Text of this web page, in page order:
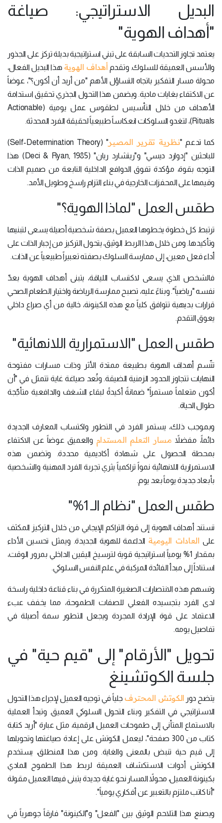
البديل الاستراتيجي: صياغة
"أهداف الهوية"
يعتمد تجاوز التحديات السابقة على تبني استراتيجية بديلة تركز على الجذور
والأسس العميقة للسلوك. وتقدم أهداف الهوية هذا البديل الفعال،
محولة مسار التفكير باتجاه التساؤل الأهم "من أريد أن أكون؟"، عوضاً
عن الاكتفاء بغايات مادية. ويضمن هذا التحول الجذري تحقيق استدامة
الأهداف من خلال التأسيس لطقوس عمل يومية (Actionable
Rituals)، لتغدو السلوكات انعكاساً طبيعياً لحقيقة الفرد المحدثة.
كما تدعم "نظرية تقرير المصير
" (Self-Determination Theory)
للباحثين "إدوارد ديسي" و"ريتشارد ريان" (Deci & Ryan, 1985) هذا
التوجه بقوة، مؤكدة تفوق الدوافع الداخلية النابعة من صميم الذات
وقيمها على المحفزات الخارجية في بناء التزام راسخ وطويل الأمد.
طقس العمل "لماذا الهوية؟"
ترتبط كل خطوة يخطوها العميل بصفة شخصية أصيلة يسعى لتبنيها
وتأكيدها. ومن خلال هذا الربط الوثيق، يتحول التركيز من إجبار الذات على
أداء فعل معين، إلى ممارسة السلوك بصفته تعبيراً طبيعياً عن الذات.
فالشخص الذي يسعى لاكتساب اللياقة، يتبنى أهداف الهوية بعدّ
نفسه "رياضياً". وبناءً عليه، تصبح ممارسة الرياضة واختيار الطعام الصحي
قرارات بديهية تتوافق كلياً مع هذه الكينونة، خالية من أي صراع داخلي
يعوق التقدم.
طقس العمل "الاستمرارية اللانهائية"
تتّسم أهداف الهوية بطبيعة ممتدة الأثر وذات مسارات مفتوحة
النهايات تتجاوز الحدود الزمنية الضيقة. وتُعد صياغة غاية تتمثل في "أن
أكون متعلماً مستمراً" ضمانةً أكيدةً لبقاء الشغف والدافعية متأجّجة
طوال الحياة.
وبموجب ذلك، يستمر الفرد في التطور واكتساب المعارف الجديدة
دائماً، مفضلاً مسار التعلم المستدام والعميق عوضاً عن الاكتفاء
بمحطة الحصول على شهادة أكاديمية محددة. وتضمن هذه
الاستمرارية اللانهائية نمواً تراكمياً يثري تجربة الفرد المهنية والشخصية
بأبعاد جديدة يوماً بعد يوم.
طقس العمل "نظام الـ 1%"
تستند أهداف الهوية إلى قوة التراكم الإيجابي من خلال التركيز المكثف
على العادات اليومية الداعمة للهوية الجديدة. ويمثل تحسين الأداء
بمقدار 1% يومياً استراتيجية قوية لترسيخ اليقين الداخلي بمرور الوقت،
استناداً إلى مبدأ الفائدة المركبة في علم النفس السلوكي.
وتسهم هذه الانتصارات الصغيرة المتكررة في بناء قناعة داخلية راسخة
لدى الفرد بتجسيده الفعلي للصفات الطموحة، مما يخفف عبء
الاعتماد على قوة الإرادة المجردة ويجعل التطور سمة أصيلة في
تفاصيل يومه.
تحويل "الأرقام" إلى "قيم حية" في
جلسة الكوتشينغ
يتضح دور الكوتش المحترف جلياً في توجيه العميل لإجراء هذا التحول
الاستراتيجي في التفكير وبناء التحول السلوكي العميق. وتبدأ العملية
بالاستماع المتأني إلى طموحات العميل الرقمية، مثل عبارة "أريد كتابة
كتاب من 300 صفحة"، ليعمل الكوتش على إعادة صياغتها وتحويلها
إلى قيم حية تنبض بالمعنى والغاية. ومن هذا المنطلق، يستخدم
الكوتش أدوات الاستكشاف العميقة لربط هذا الطموح المادي
بكينونة العميل، محولاً المسار نحو غاية جديدة يتبنى فيها العميل مقولة
"أنا كاتب ملتزم بالتعبير عن أفكاري يومياً".
ويصنع هذا التلاحم الوثيق بين "الفعل" و"الكينونة" فارقاً جوهرياً في